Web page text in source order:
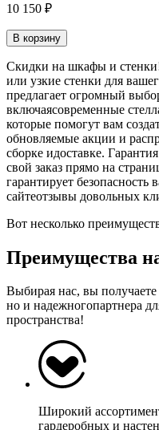
10 150 ₽
В корзину
Скидки на шкафы и
или узкие стенки для
предлагает огромный
включаясовременные
которые помогут вам
обновляемые акции и
сборке идоставке.
свой заказ прямо на
гарантирует
сайтеотзывы довольных
Вот несколько
Преимущества
Выбирая нас, вы
но и надежногопартнера
пространства!
Широкий
гардеробных и